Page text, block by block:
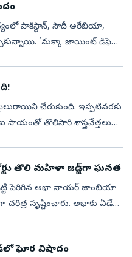
పాకిస్థాన్, సౌదీ అరేబియా,
జాయింట్‌ డిఫెన్స్‌
చేరుకుంది. ఇప్పటివరకు
సాయంతో తొలిసారి శాస్త్రవేత్తలు
తొలి మహిళా జడ్జ్‌గా ఘనత
పుట్టి పెరిగిన అభా నాయర్‌ జాంబియా
సృష్టించారు. అభాకు ఏడేళ్ల
ఘోర విషాదం